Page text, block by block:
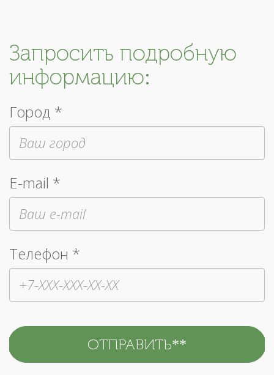
Запросить подробную
информацию:
Город *
E-mail *
Телефон *